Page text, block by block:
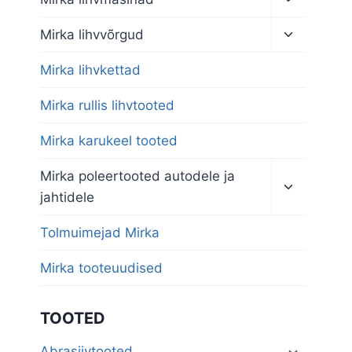
menu
Mirka lihvvõrgud
Toggle
Mirka lihvkettad
Mirka rullis lihvtooted
Mirka karukeel tooted
Mirka poleertooted autodele ja
jahtidele
child
Tolmuimejad Mirka
Mirka tooteuudised
TOOTED